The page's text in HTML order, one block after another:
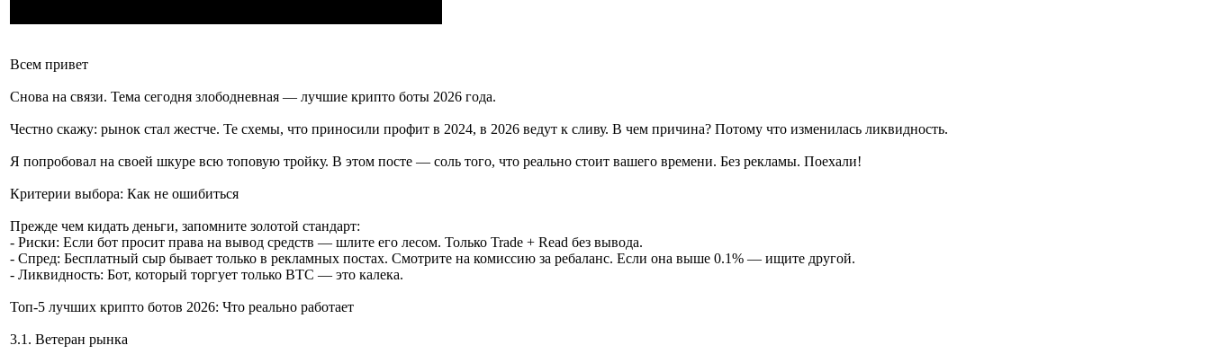
Всем привет
Снова на связи. Тема сегодня злободневная — лучшие крипто боты 2026 года.
Честно скажу: рынок стал жестче. Те схемы, что приносили профит в 2024, в 2026 ведут к сливу. В чем причина? Потому что изменилась ликвидность.
Я попробовал на своей шкуре всю топовую тройку. В этом посте — соль того, что реально стоит вашего времени. Без рекламы. Поехали!
Критерии выбора: Как не ошибиться
Прежде чем кидать деньги, запомните золотой стандарт:
- Риски: Если бот просит права на вывод средств — шлите его лесом. Только Trade + Read без вывода.
- Спред: Бесплатный сыр бывает только в рекламных постах. Смотрите на комиссию за ребаланс. Если она выше 0.1% — ищите другой.
- Ликвидность: Бот, который торгует только BTC — это калека.
Топ-5 лучших крипто ботов 2026: Что реально работает
3.1. Ветеран рынка